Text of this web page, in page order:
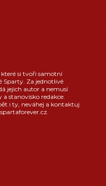
si tvoří samotní
Sparty. Za jednotlivé
jejich autor a nemusí
stanovisko redakce.
i ty, neváhej a kontaktuj